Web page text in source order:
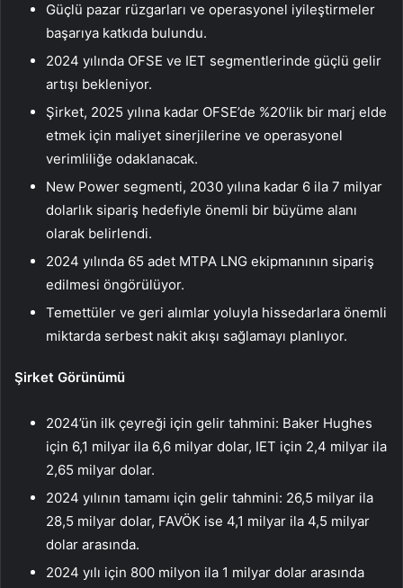
Güçlü pazar rüzgarları ve operasyonel iyileştirmeler
başarıya katkıda bulundu.
2024 yılında OFSE ve IET segmentlerinde güçlü gelir
artışı bekleniyor.
Şirket, 2025 yılına kadar OFSE’de %20’lik bir marj elde
etmek için maliyet sinerjilerine ve operasyonel
verimliliğe odaklanacak.
New Power segmenti, 2030 yılına kadar 6 ila 7 milyar
dolarlık sipariş hedefiyle önemli bir büyüme alanı
olarak belirlendi.
2024 yılında 65 adet MTPA LNG ekipmanının sipariş
edilmesi öngörülüyor.
Temettüler ve geri alımlar yoluyla hissedarlara önemli
miktarda serbest nakit akışı sağlamayı planlıyor.
Şirket Görünümü
2024’ün ilk çeyreği için gelir tahmini: Baker Hughes
için 6,1 milyar ila 6,6 milyar dolar, IET için 2,4 milyar ila
2,65 milyar dolar.
2024 yılının tamamı için gelir tahmini: 26,5 milyar ila
28,5 milyar dolar, FAVÖK ise 4,1 milyar ila 4,5 milyar
dolar arasında.
2024 yılı için 800 milyon ila 1 milyar dolar arasında